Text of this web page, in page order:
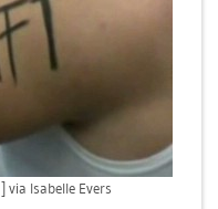
] via Isa­bel­le Evers